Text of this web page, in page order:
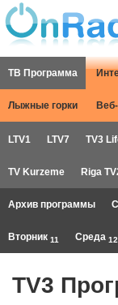
ТВ Программа
Лыжные горки
LTV1 LTV7 TV3
TV Kurzeme Riga
Архив программы
Вторник 11 Среда 12
TV3